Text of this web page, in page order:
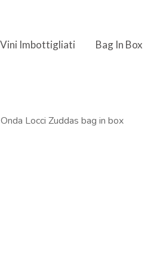
Vini Imbottigliati Bag In Box